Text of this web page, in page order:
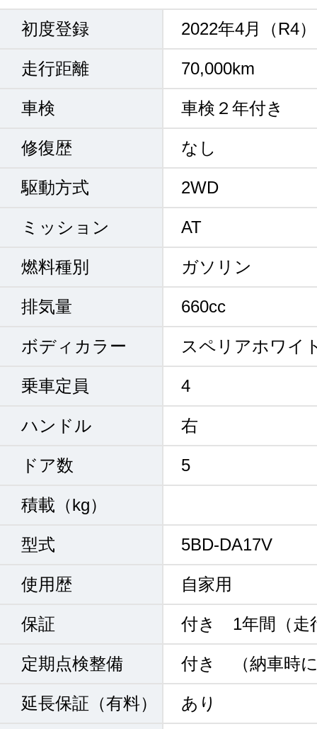
初度登録 2022年4月（R4）
走行距離 70,000km
車検 車検２年付き
修復歴 なし
駆動方式 2WD
ミッション AT
燃料種別 ガソリン
排気量 660cc
ボディカラー スペリアホワイ
乗車定員 4
ハンドル 右
ドア数 5
積載（kg）
型式 5BD-DA17V
使用歴 自家用
保証 付き 1年間（走
定期点検整備 付き （納車時
延長保証（有料） あり